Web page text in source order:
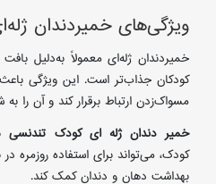
ویژگی‌های خمیردندان
خمیردندان ژله‌ای معمولاً به‌دلیل
کودکان جذاب‌تر است. این ویژگی
مسواک‌زدن ارتباط برقرار کند و آن را
خمیر دندان ژله ای کودک تندنسی
کودک، می‌تواند برای استفاده روزمره
بهداشت دهان و دندان کمک کند.